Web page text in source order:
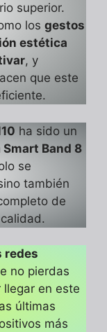
superior.
los gestos
estética
, y
que este
ha sido un
Smart Band 8
se
también
de
redes
no pierdas
en este
últimas
más